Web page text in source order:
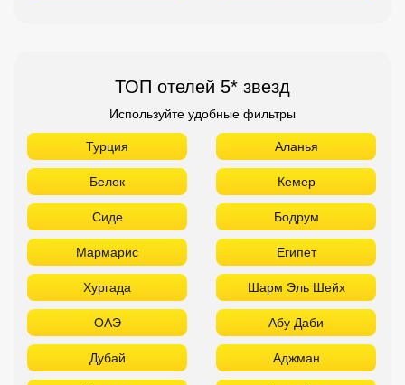
ТОП отелей 5* звезд
Используйте удобные фильтры
Турция Аланья
Белек Кемер
Сиде Бодрум
Мармарис Египет
Хургада Шарм Эль Шейх
ОАЭ Абу Даби
Дубай Аджман